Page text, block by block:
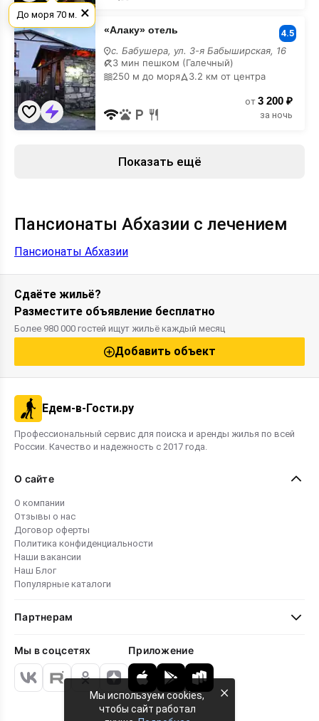
«Алаку»
отель
с
лечением
«Алаку» отель 4.5
с. Бабушера, ул. 3-я Бабыширская, 16
3 мин пешком (Галечный)
250 м до моря
3.2 км от центра
от 3 200 ₽
за ночь
Показать ещё
Пансионаты Абхазии с лечением
Пансионаты Абхазии
Сдаёте жильё?
Разместите объявление бесплатно
Более 980 000 гостей ищут жильё каждый месяц
Добавить объект
Едем-в-Гости.ру
Профессиональный сервис для поиска и аренды жилья по всей
России. Качество и надежность с 2017 года.
О сайте
О компании
Отзывы о нас
Договор оферты
Политика конфиденциальности
Наши вакансии
Наш Блог
Популярные каталоги
Партнерам
Мы в соцсетях Приложение
Мы используем cookies,
чтобы сайт работал
×
×
До моря 70 м.